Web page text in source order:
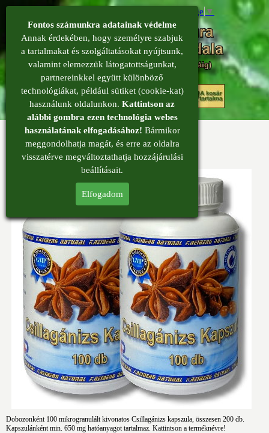
Select Language ▼
menü
Csillagánizs kapszula - 2 doboz
Csillagánizs kapszula
Dobozonként 100 mikrogranulált kivonatos Csillagánizs kapszula, összesen 200 db.
Kapszulánként min. 650 mg hatóanyagot tartalmaz. Kattintson a terméknévre!
Fontos számunkra adatainak védelme
Annak érdekében, hogy személyre szabjuk
a tartalmakat és szolgáltatásokat nyújtsunk,
valamint elemezzük látogatottságunkat,
partnereinkkel együtt különböző
technológiákat, például sütiket (cookie-kat)
használunk oldalunkon. Kattintson az
alábbi gombra ezen technológia webes
használatának elfogadásához! Bármikor
meggondolhatja magát, és erre az oldalra
visszatérve megváltoztathatja hozzájárulási
beállításait.
Elfogadom